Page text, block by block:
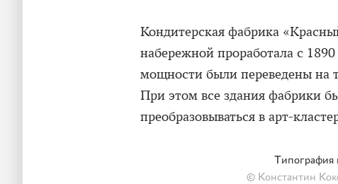
Кондитерская фабрика
набережной проработала с
мощности были переведены на
При этом все здания фабрики
преобразовываться в арт-
Типография
© Константин